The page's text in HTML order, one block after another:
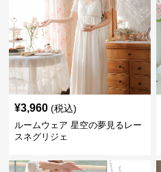
¥3,960 (税込)
ルームウェア 星空の夢見るレー
スネグリジェ